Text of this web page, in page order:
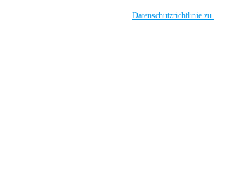
Datenschutzrichtlinie zu